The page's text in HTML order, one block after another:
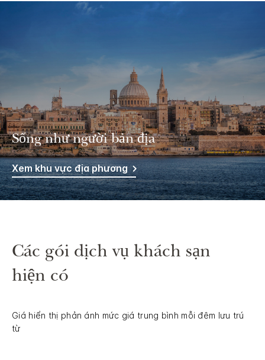
Sống như người bản địa
Xem khu vực địa phương
Các gói dịch vụ khách sạn
hiện có
Giá hiển thị phản ánh mức giá trung bình mỗi đêm lưu trú
từ